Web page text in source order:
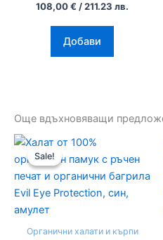
108,00€ / 211.23 лв.
Добави
options
chosen
page
Още вдъхновяващи
Sale!
Sale!
Органични халати и кърпи
was:
79,00 €
/
154.51
е:
72,00 €
/
140.82